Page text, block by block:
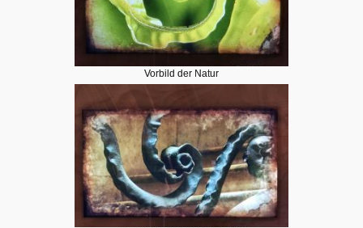
Vorbild der Natur